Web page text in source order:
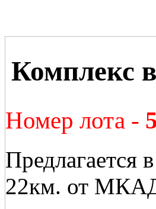
Комплекс
Номер лота -
Предлагается
22км. от